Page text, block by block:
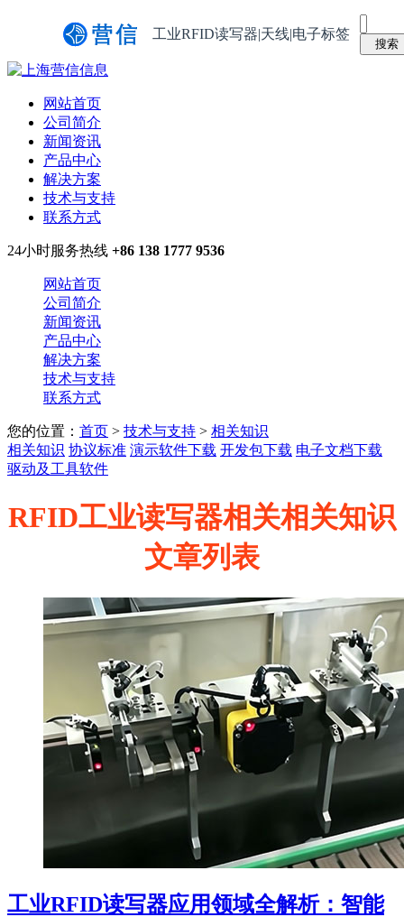
工业RFID读写器|天线|电子标签
网站首页
公司简介
新闻资讯
产品中心
解决方案
技术与支持
联系方式
24小时服务热线 +86 138 1777 9536
网站首页
公司简介
新闻资讯
产品中心
解决方案
技术与支持
联系方式
您的位置： 首页 > 技术与支持 > 相关知识
相关知识 协议标准 演示软件下载 开发包下载 电子文档下载
驱动及工具软件
RFID工业读写器相关相关知识
文章列表
工业RFID读写器应用领域全解析：智能